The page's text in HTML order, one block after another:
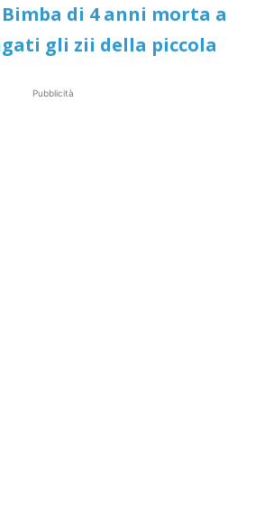
Bimba di 4 anni morta a
gli zii della piccola
Pubblicità